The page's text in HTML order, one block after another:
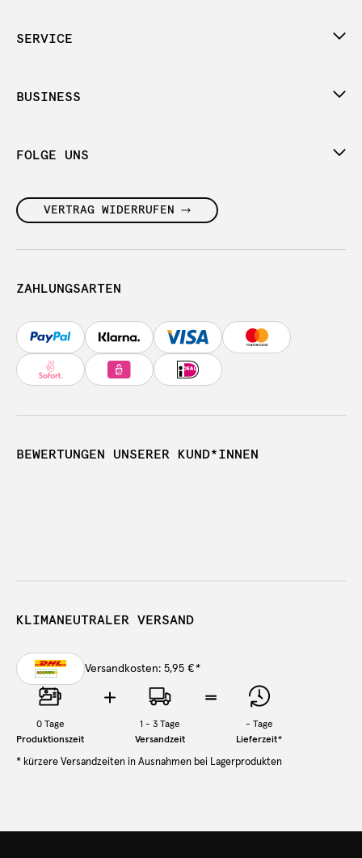
SERVICE
BUSINESS
FOLGE UNS
VERTRAG WIDERRUFEN
ZAHLUNGSARTEN
BEWERTUNGEN UNSERER KUND*INNEN
KLIMANEUTRALER VERSAND
Versandkosten: 5,95 €*
0Tage
Produktionszeit
1 - 3 Tage
Versandzeit
- Tage
Lieferzeit*
* kürzere Versandzeiten in Ausnahmen bei Lagerprodukten